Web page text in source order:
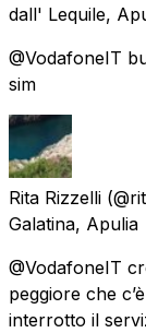
dall' Lequile,
@VodafoneIT
sim
Rita Rizzelli
Galatina, Apulia
@VodafoneIT
peggiore che
interrotto il